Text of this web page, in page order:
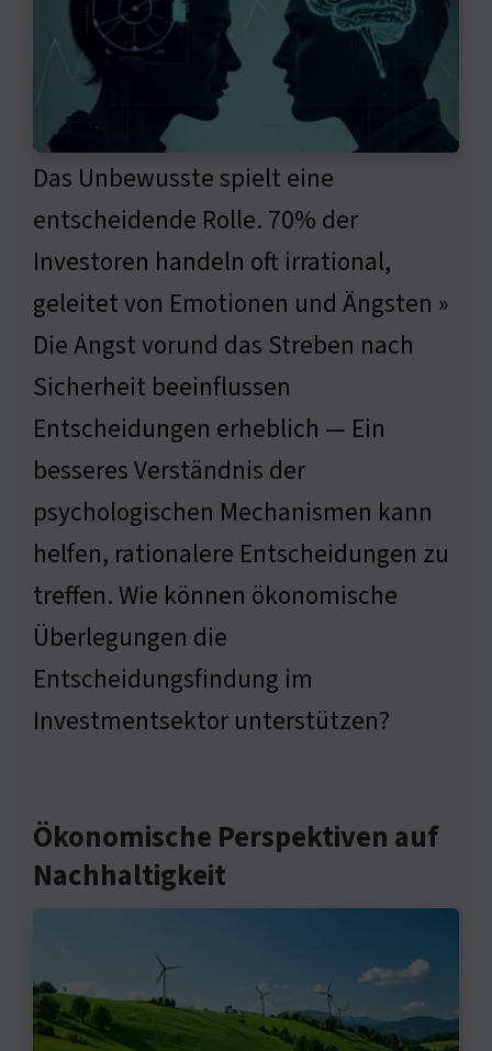
Das Unbewusste spielt eine
entscheidende Rolle. 70% der
Investoren handeln oft irrational,
geleitet von Emotionen und Ängsten »
Die Angst vorund das Streben nach
Sicherheit beeinflussen
Entscheidungen erheblich — Ein
besseres Verständnis der
psychologischen Mechanismen kann
helfen, rationalere Entscheidungen zu
treffen. Wie können ökonomische
Überlegungen die
Entscheidungsfindung im
Investmentsektor unterstützen?
Ökonomische Perspektiven auf
Nachhaltigkeit